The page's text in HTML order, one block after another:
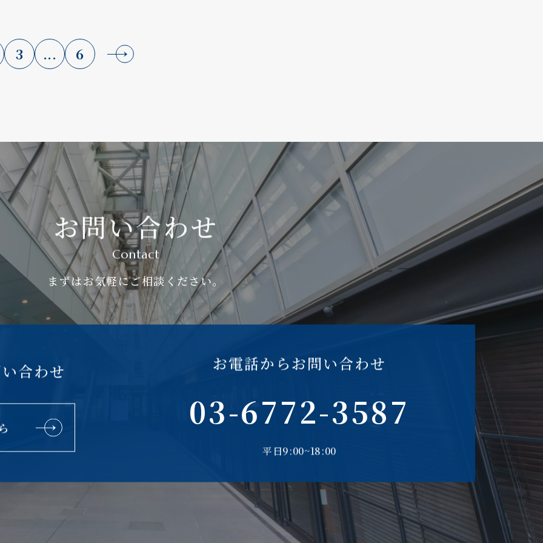
3 ... 6
お問い合わせ
Contact
まずはお気軽にご相談ください。
合わせ お電話からお問い合わせ
03-6772-3587
平日9:00~18:00